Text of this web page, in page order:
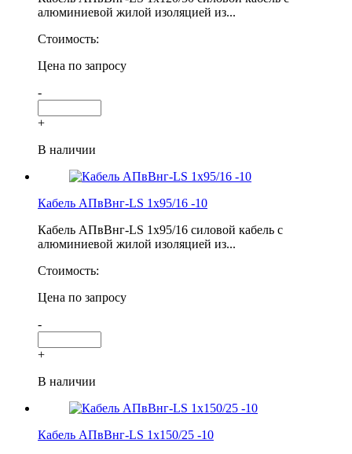
алюминиевой жилой изоляцией из...
Стоимость:
Цена по запросу
-
+
В наличии
Кабель АПвВнг-LS 1х95/16 -10
Кабель АПвВнг-LS 1х95/16 силовой кабель с
алюминиевой жилой изоляцией из...
Стоимость:
Цена по запросу
-
+
В наличии
Кабель АПвВнг-LS 1х150/25 -10